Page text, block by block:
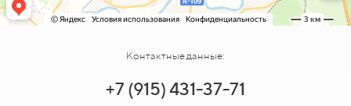
Контактные данные:
+7 (915) 431-37-71